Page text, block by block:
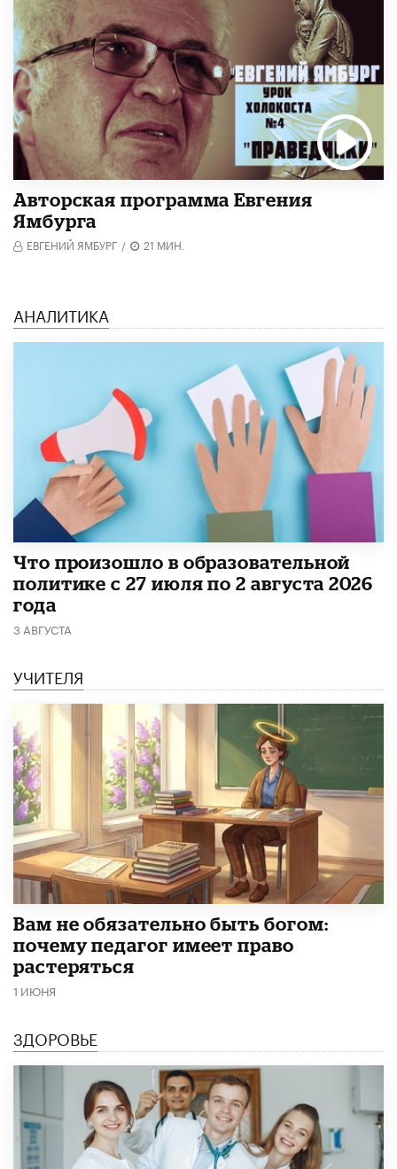
Авторская программа Евгения
Ямбурга
ЕВГЕНИЙ ЯМБУРГ / 21 МИН.
АНАЛИТИКА
​Что произошло в образовательной
политике с 27 июля по 2 августа 2026
года
3 АВГУСТА
УЧИТЕЛЯ
​Вам не обязательно быть богом:
почему педагог имеет право
растеряться
1 ИЮНЯ
ЗДОРОВЬЕ